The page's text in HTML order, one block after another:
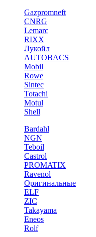
Gazpromneft
CNRG
Lemarc
RIXX
Лукойл
AUTOBACS
Mobil
Rowe
Sintec
Totachi
Motul
Shell
Bardahl
NGN
Teboil
Castrol
PROMATIX
Ravenol
Оригинальные
ELF
ZIC
Takayama
Eneos
Rolf